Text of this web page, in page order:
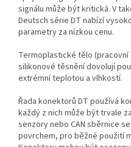
signálu může být kritická. V
Deutsch série DT nabízí
parametry za nízkou cenu.
Termoplastické tělo (pracovní
silikonové těsnění dovolují
extrémní teplotou a vlhkostí.
Řada konektorů DT používá
každý z nich může být trvale
senzory nebo CAN sběrnice
povrchem, pro běžné použití